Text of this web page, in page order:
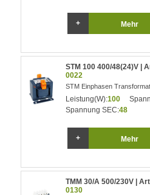
Mehr
STM 100 400/48(24)V |
0022
STM Einphasen
Leistung(W):100
Spannung SEC:48
Mehr
TMM 30/A 500/230V |
0130